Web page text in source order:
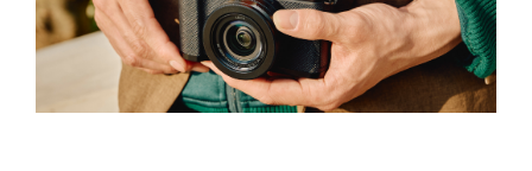
Huse si genti pentru studio
Becuri si lampa blitz studio
Suruburi si piulite, adaptoare de
trecere